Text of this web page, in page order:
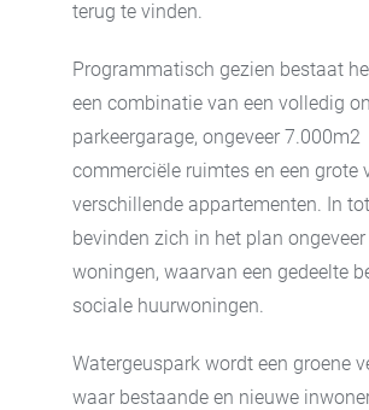
terug te vinden.
Programmatisch gezien bestaat
een combinatie van een volledig
parkeergarage, ongeveer 7.000m2
commerciële ruimtes en een grote
verschillende appartementen. In
bevinden zich in het plan
woningen, waarvan een gedeelte
sociale huurwoningen.
Watergeuspark wordt een groene
waar bestaande en nieuwe